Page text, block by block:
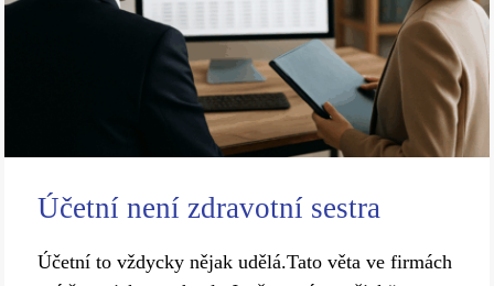
Účetní není zdravotní sestra
Účetní to vždycky nějak udělá.Tato věta ve firmách